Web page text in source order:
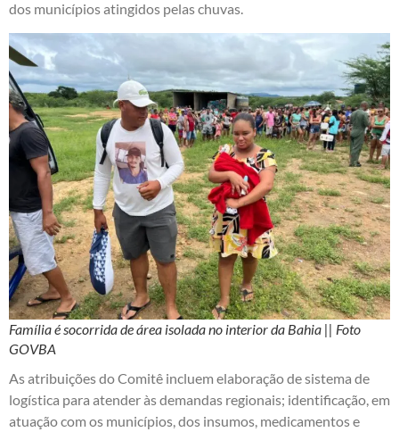
dos municípios atingidos pelas chuvas.
Família é socorrida de área isolada no interior da Bahia || Foto
GOVBA
As atribuições do Comitê incluem elaboração de sistema de
logística para atender às demandas regionais; identificação, em
atuação com os municípios, dos insumos, medicamentos e